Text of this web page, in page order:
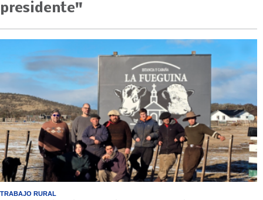
presidente"
TRABAJO RURAL